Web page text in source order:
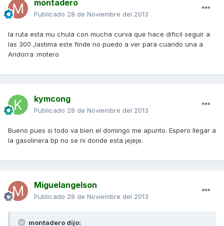
montadero
Publicado 28 de Noviembre del 2013
la ruta esta mu chula con mucha curva que hace dificil seguir a
las 300 ,lastima este finde no puedo a ver para cuando una a
Andorra :motero
kymcong
Publicado 28 de Noviembre del 2013
Bueno pues si todo va bien el domingo me apunto. Espero llegar a
la gasolinera bp no se ni donde esta jejeje.
Miguelangelson
Publicado 28 de Noviembre del 2013
montadero dijo: